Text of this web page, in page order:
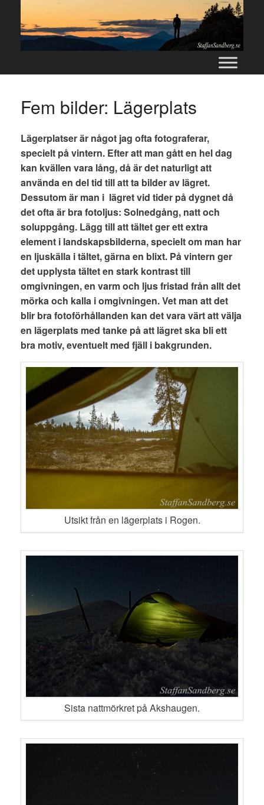
content
Fem bilder: Lägerplats
Lägerplatser är något jag ofta fotograferar,
specielt på vintern. Efter att man gått en hel dag
kan kvällen vara lång, då är det naturligt att
använda en del tid till att ta bilder av lägret.
Dessutom är man i lägret vid tider på dygnet då
det ofta är bra fotoljus: Solnedgång, natt och
soluppgång. Lägg till att tältet ger ett extra
element i landskapsbilderna, specielt om man har
en ljuskälla i tältet, gärna en blixt. På vintern ger
det upplysta tältet en stark kontrast till
omgivningen, en varm och ljus fristad från allt det
mörka och kalla i omgivningen. Vet man att det
blir bra fotoförhållanden kan det vara värt att välja
en lägerplats med tanke på att lägret ska bli ett
bra motiv, eventuelt med fjäll i bakgrunden.
Utsikt från en lägerplats i Rogen.
Sista nattmörkret på Akshaugen.